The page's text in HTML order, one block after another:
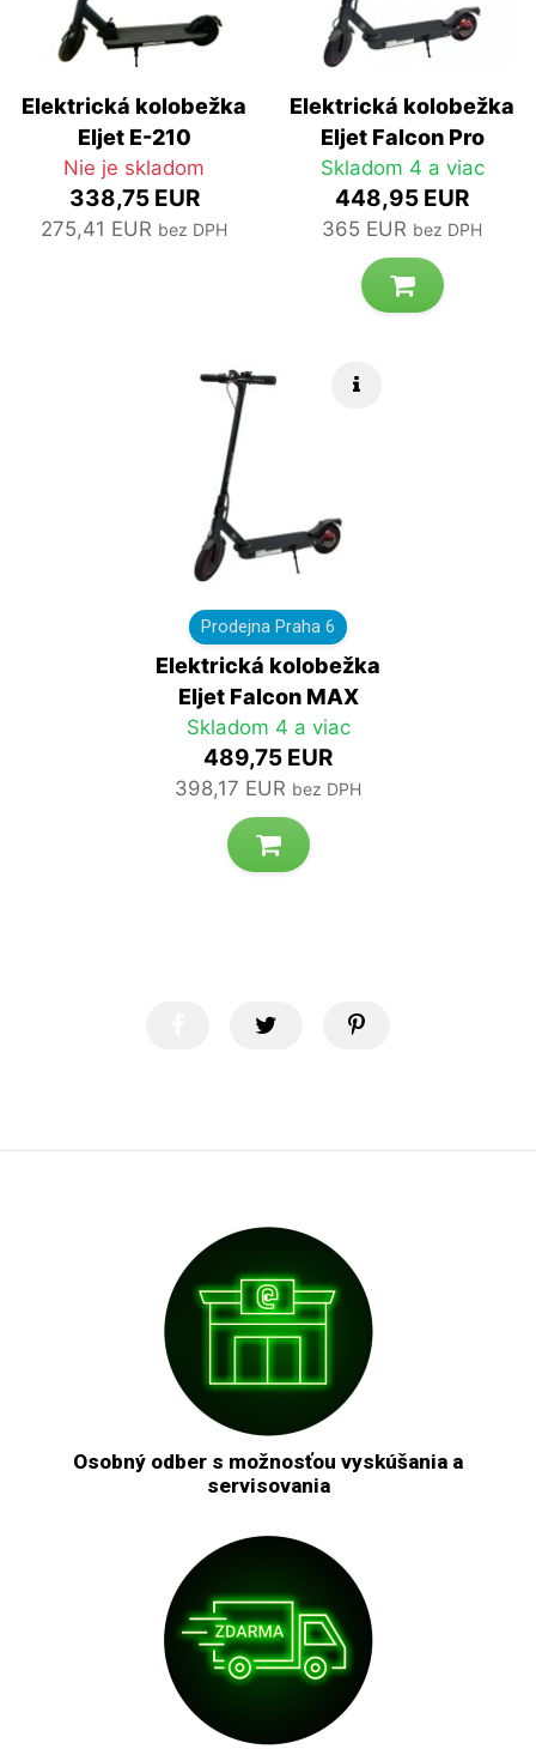
Elektrická kolobežka
Eljet E-210
Nie je skladom
338,75 EUR
275,41 EUR bez DPH
Elektrická kolobežka
Eljet Falcon Pro
Skladom 4 a viac
448,95 EUR
365 EUR bez DPH
Prodejna Praha 6
Elektrická kolobežka
Eljet Falcon MAX
Skladom 4 a viac
489,75 EUR
398,17 EUR bez DPH
Osobný odber s možnosťou vyskúšania a
servisovania